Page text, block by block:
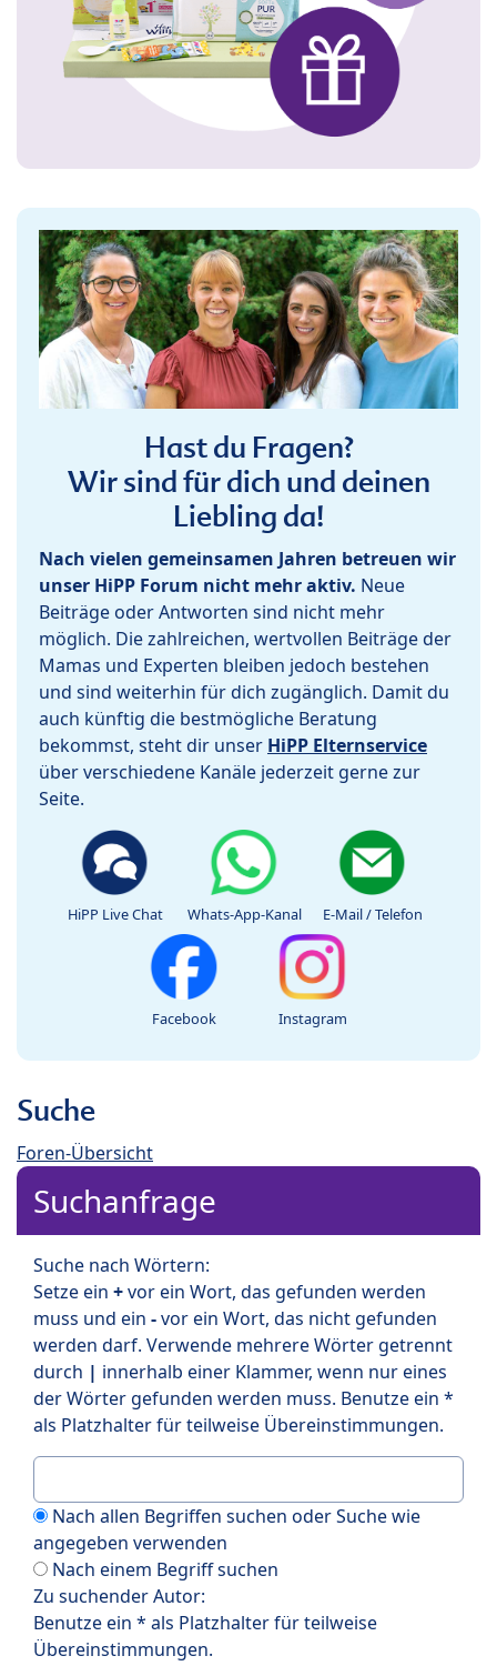
Hast du Fragen?
Wir sind für dich und deinen
Liebling da!
Nach vielen gemeinsamen Jahren betreuen wir
unser HiPP Forum nicht mehr aktiv. Neue
Beiträge oder Antworten sind nicht mehr
möglich. Die zahlreichen, wertvollen Beiträge der
Mamas und Experten bleiben jedoch bestehen
und sind weiterhin für dich zugänglich. Damit du
auch künftig die bestmögliche Beratung
bekommst, steht dir unser HiPP Elternservice
über verschiedene Kanäle jederzeit gerne zur
Seite.
HiPP Live Chat Whats-App-Kanal E-Mail / Telefon
Facebook Instagram
Suche
Foren-Übersicht
Suchanfrage
Suche nach Wörtern:
Setze ein +vor ein Wort, das gefunden werden
muss und ein -vor ein Wort, das nicht gefunden
werden darf. Verwende mehrere Wörter getrennt
durch | innerhalb einer Klammer, wenn nur eines
der Wörter gefunden werden muss. Benutze ein *
als Platzhalter für teilweise Übereinstimmungen.
Nach allen Begriffen suchen oder Suche wie
angegeben verwenden
Nach einem Begriff suchen
Zu suchender Autor:
Benutze ein * als Platzhalter für teilweise
Übereinstimmungen.